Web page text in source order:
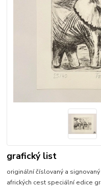
grafický list
originální číslovaný a
afrických cest speciální edice